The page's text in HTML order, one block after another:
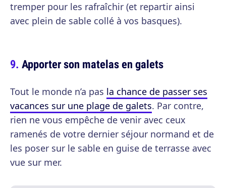
tremper pour les rafraîchir (et repartir ainsi
avec plein de sable collé à vos basques).
Apporter son matelas en galets
Tout le monde n’a pas la chance de passer ses
vacances sur une plage de galets. Par contre,
rien ne vous empêche de venir avec ceux
ramenés de votre dernier séjour normand et de
les poser sur le sable en guise de terrasse avec
vue sur mer.